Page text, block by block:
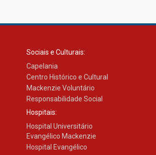
04.08.2026
Sociais e Culturais:
Capelania
Centro Histórico e Cultural
Mackenzie Voluntário
Responsabilidade Social
Hospitais:
Hospital Universitário
Evangélico Mackenzie
Hospital Evangélico